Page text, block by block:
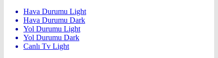
Hava Durumu Light
Hava Durumu Dark
Yol Durumu Light
Yol Durumu Dark
Canlı Tv Light